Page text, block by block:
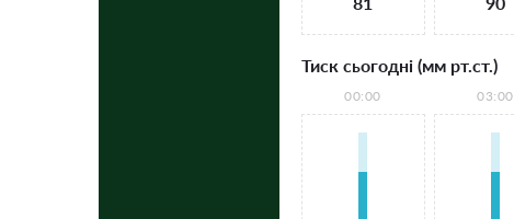
Тиск сьогодні (мм рт.ст.)
00:00 03:00